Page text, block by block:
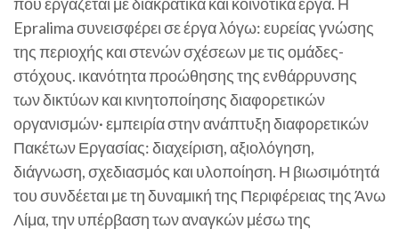
Epralima συνεισφέρει σε έργα λόγω: ευρείας γνώσης
της περιοχής και στενών σχέσεων με τις ομάδες-
στόχους. ικανότητα προώθησης της ενθάρρυνσης
των δικτύων και κινητοποίησης διαφορετικών
οργανισμών· εμπειρία στην ανάπτυξη διαφορετικών
Πακέτων Εργασίας: διαχείριση, αξιολόγηση,
διάγνωση, σχεδιασμός και υλοποίηση. Η βιωσιμότητά
του συνδέεται με τη δυναμική της Περιφέρειας της Άνω
Λίμα, την υπέρβαση των αναγκών μέσω της